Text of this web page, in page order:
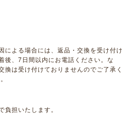
による場合には、返品・交換を受け付け
後、7日間以内にお電話ください。な
換は受け付けておりませんのでご了承く
担いたします。